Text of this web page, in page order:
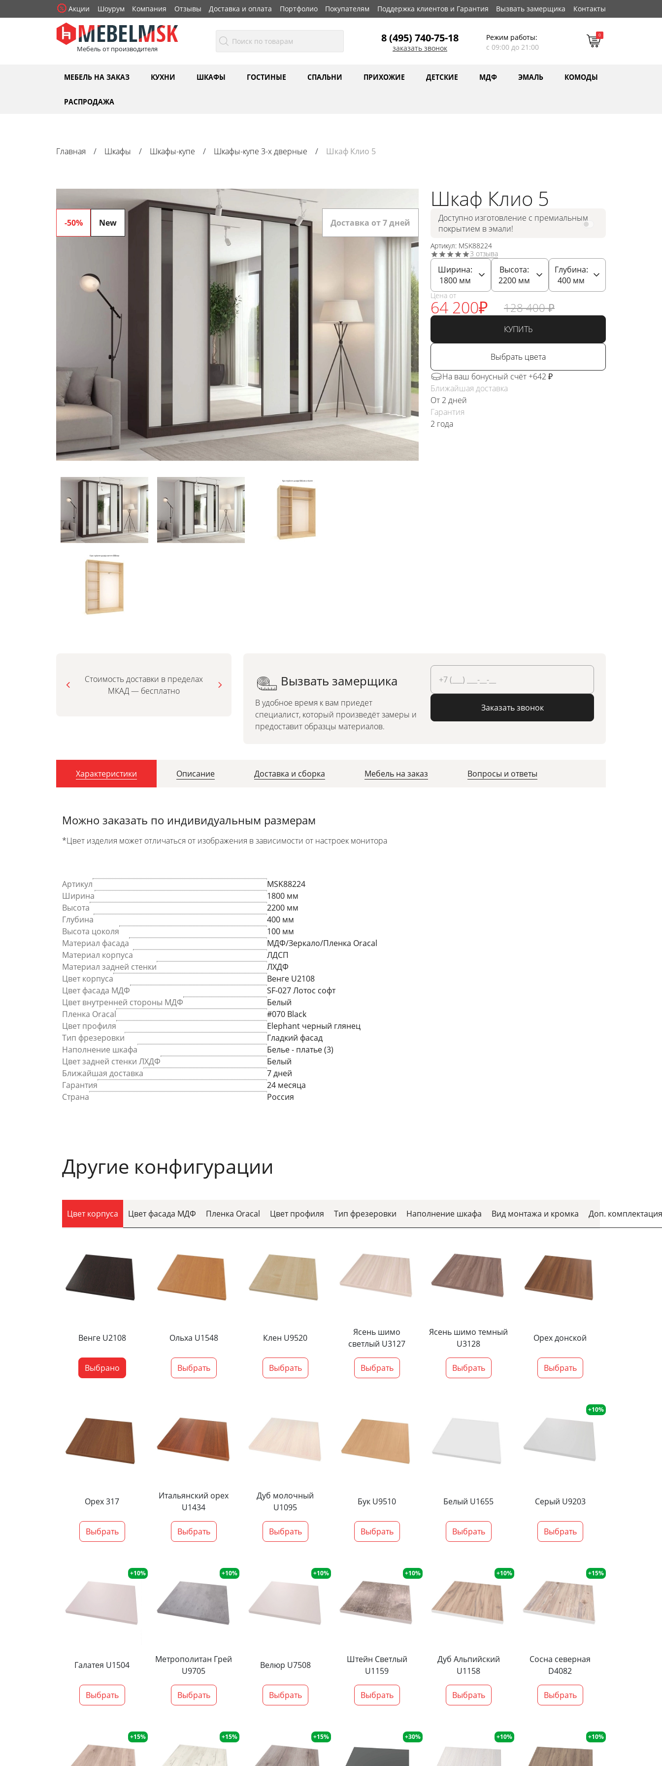
Акции Шоурум Компания Отзывы Доставка и оплата Портфолио Покупателям Поддержка клиентов и Гарантия Вызвать замерщика Контакты
Мебель от производителя
8 (495) 740-75-18
заказать звонок
Режим работы:
с 09:00 до 21:00
0
МЕБЕЛЬ НА ЗАКАЗ КУХНИ ШКАФЫ ГОСТИНЫЕ СПАЛЬНИ ПРИХОЖИЕ ДЕТСКИЕ МДФ ЭМАЛЬ КОМОДЫ
РАСПРОДАЖА
Главная Шкафы Шкафы-купе Шкафы-купе 3-х дверные Шкаф Клио 5
-50% New Доставка от 7 дней
Шкаф Клио 5
Доступно изготовление с премиальным
покрытием в эмали!
Артикул: MSK88224
3 отзыва
Ширина:
1800мм
Высота:
2200мм
Глубина:
400 мм
Цена от
64 200₽ 128 400 ₽
КУПИТЬ
Выбрать цвета
На ваш бонусный счёт +642 ₽
Ближайшая доставка
От 2 дней
Гарантия
2 года
Стоимость доставки в пределах
МКАД — бесплатно
Можно заказать по
индивидуальным размерам
Вызвать замерщика
В удобное время к вам приедет
специалист, который произведёт замеры и
предоставит образцы материалов.
Заказать звонок
Характеристики Описание Доставка и сборка Мебель на заказ Вопросы и ответы
Можно заказать по индивидуальным размерам
*Цвет изделия может отличаться от изображения в зависимости от настроек монитора
Артикул
MSK88224
Ширина
1800 мм
Высота
2200 мм
Глубина
400 мм
Высота цоколя
100 мм
Материал фасада
МДФ/Зеркало/Пленка Oracal
Материал корпуса
ЛДСП
Материал задней стенки
ЛХДФ
Цвет корпуса
Венге U2108
Цвет фасада МДФ
SF-027 Лотос софт
Цвет внутренней стороны МДФ
Белый
Пленка Oracal
#070 Black
Цвет профиля
Elephant черный глянец
Тип фрезеровки
Гладкий фасад
Наполнение шкафа
Белье - платье (3)
Цвет задней стенки ЛХДФ
Белый
Ближайшая доставка
7 дней
Гарантия
24 месяца
Страна
Россия
Другие конфигурации
Цвет корпуса Цвет фасада МДФ Пленка Oracal Цвет профиля Тип фрезеровки Наполнение шкафа Вид монтажа и кромка Доп. комплектация
Венге U2108
Выбрано
Ольха U1548
Выбрать
Клен U9520
Выбрать
Ясень шимо
светлый U3127
Выбрать
Ясень шимо темный
U3128
Выбрать
Орех донской
Выбрать
Орех 317
Выбрать
Итальянский орех
U1434
Выбрать
Дуб молочный
U1095
Выбрать
Бук U9510
Выбрать
Белый U1655
Выбрать
+10%
Серый U9203
Выбрать
+10%
Галатея U1504
Выбрать
+10%
Метрополитан Грей
U9705
Выбрать
+10%
Велюр U7508
Выбрать
+10%
Штейн Светлый
U1159
Выбрать
+10%
Дуб Альпийский
U1158
Выбрать
+15%
Сосна северная
D4082
Выбрать
+15% +15% +15% +30% +10% +10%